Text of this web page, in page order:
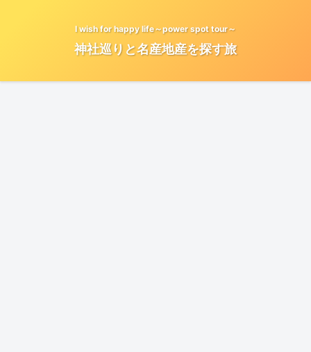
I wish for happy life～power spot tour～
神社巡りと名産地産を探す旅